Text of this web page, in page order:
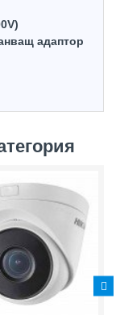
адаптор